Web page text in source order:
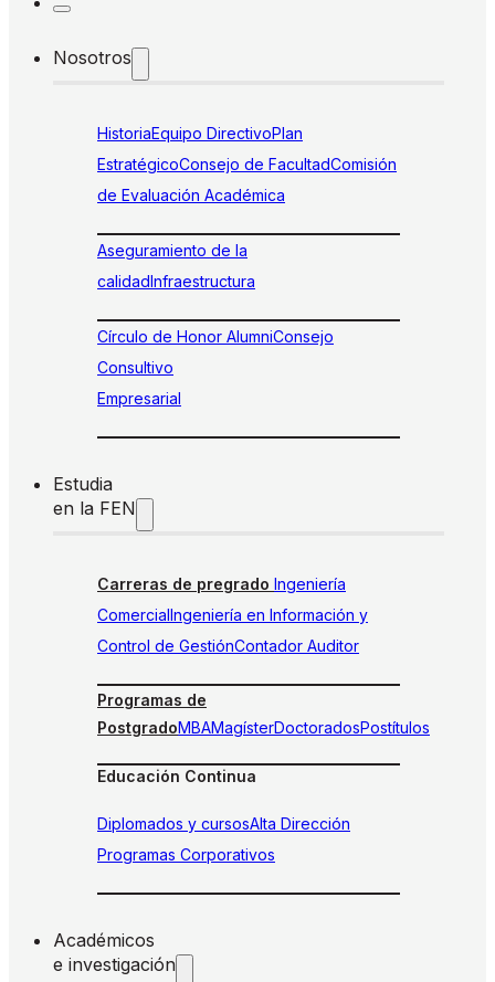
Nosotros
HistoriaEquipo DirectivoPlan
EstratégicoConsejo de FacultadComisión
de Evaluación Académica
Aseguramiento de la
calidadInfraestructura
Círculo de Honor AlumniConsejo
Consultivo
Empresarial
Estudia
en la FEN
Carreras de pregrado Ingeniería
ComercialIngeniería en Información y
Control de GestiónContador Auditor
Programas de
PostgradoMBAMagísterDoctoradosPostítulos
Educación Continua
Diplomados y cursosAlta Dirección
Programas Corporativos
Académicos
e investigación